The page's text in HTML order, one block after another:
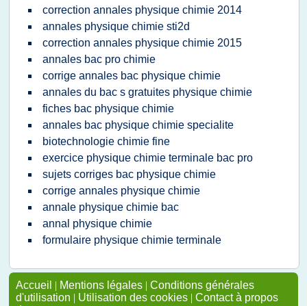
correction annales physique chimie 2014
annales physique chimie sti2d
correction annales physique chimie 2015
annales bac pro chimie
corrige annales bac physique chimie
annales du bac s gratuites physique chimie
fiches bac physique chimie
annales bac physique chimie specialite
biotechnologie chimie fine
exercice physique chimie terminale bac pro
sujets corriges bac physique chimie
corrige annales physique chimie
annale physique chimie bac
annal physique chimie
formulaire physique chimie terminale
Accueil | Mentions légales | Conditions générales
d'utilisation | Utilisation des cookies | Contact à propos